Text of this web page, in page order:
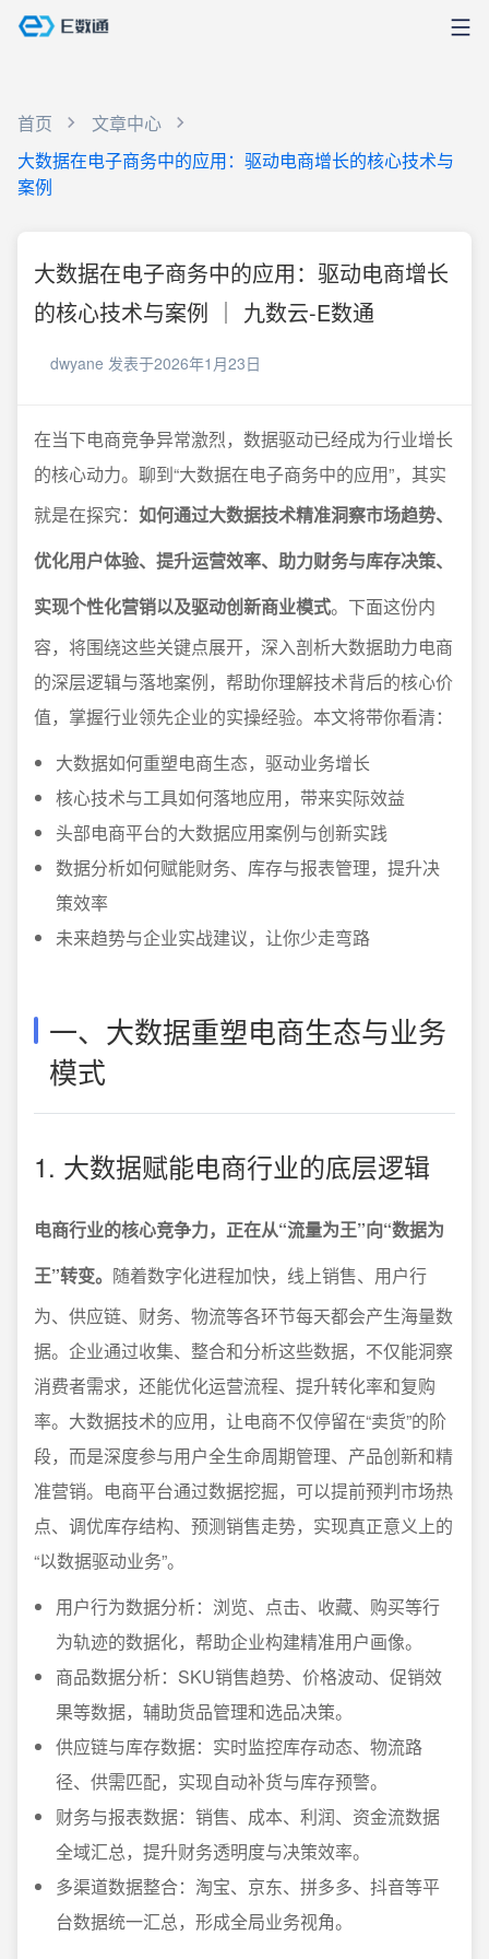
首页
文章中心
大数据在电子商务中的应用：驱动电商增长的核心技术与
案例
大数据在电子商务中的应用：驱动电商增长
的核心技术与案例 ｜ 九数云-E数通
dwyane 发表于2026年1月23日
在当下电商竞争异常激烈，数据驱动已经成为行业增长
的核心动力。聊到“大数据在电子商务中的应用”，其实
就是在探究： 如何通过大数据技术精准洞察市场趋势、
优化用户体验、提升运营效率、助力财务与库存决策、
实现个性化营销以及驱动创新商业模式。下面这份内
容，将围绕这些关键点展开，深入剖析大数据助力电商
的深层逻辑与落地案例，帮助你理解技术背后的核心价
值，掌握行业领先企业的实操经验。本文将带你看清：
大数据如何重塑电商生态，驱动业务增长
核心技术与工具如何落地应用，带来实际效益
头部电商平台的大数据应用案例与创新实践
数据分析如何赋能财务、库存与报表管理，提升决
策效率
未来趋势与企业实战建议，让你少走弯路
一、大数据重塑电商生态与业务
模式
1. 大数据赋能电商行业的底层逻辑
电商行业的核心竞争力，正在从“流量为王”向“数据为
王”转变。 随着数字化进程加快，线上销售、用户行
为、供应链、财务、物流等各环节每天都会产生海量数
据。企业通过收集、整合和分析这些数据，不仅能洞察
消费者需求，还能优化运营流程、提升转化率和复购
率。大数据技术的应用，让电商不仅停留在“卖货”的阶
段，而是深度参与用户全生命周期管理、产品创新和精
准营销。电商平台通过数据挖掘，可以提前预判市场热
点、调优库存结构、预测销售走势，实现真正意义上的
“以数据驱动业务”。
用户行为数据分析：浏览、点击、收藏、购买等行
为轨迹的数据化，帮助企业构建精准用户画像。
商品数据分析：SKU销售趋势、价格波动、促销效
果等数据，辅助货品管理和选品决策。
供应链与库存数据：实时监控库存动态、物流路
径、供需匹配，实现自动补货与库存预警。
财务与报表数据：销售、成本、利润、资金流数据
全域汇总，提升财务透明度与决策效率。
多渠道数据整合：淘宝、京东、拼多多、抖音等平
台数据统一汇总，形成全局业务视角。